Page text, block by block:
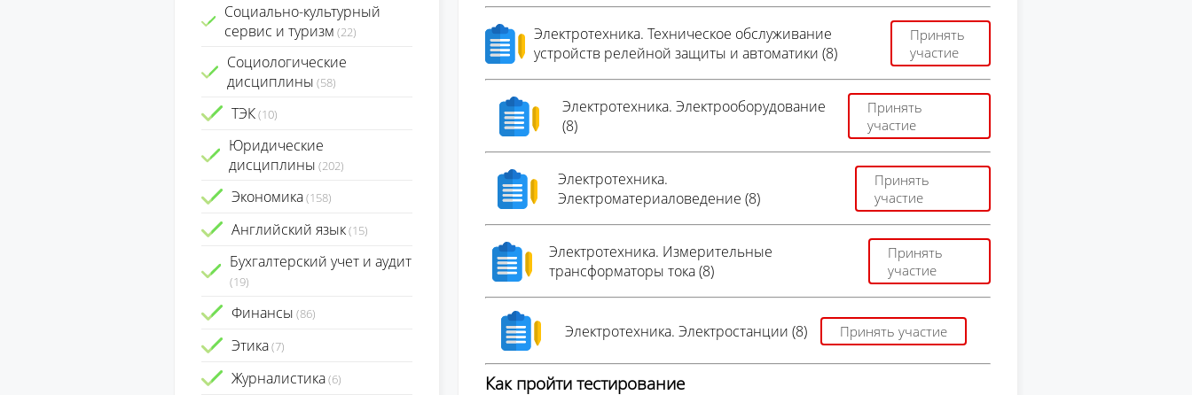
Социально-культурный
сервис и туризм (22)
Социологические
дисциплины (58)
ТЭК(10)
Юридические
дисциплины (202)
Экономика(158)
Английский язык(15)
Бухгалтерский учет и аудит
(19)
Финансы (86)
Этика(7)
Журналистика(6)
Электротехника. Техническое обслуживание
устройств релейной защиты и автоматики (8)
Принять
участие
Электротехника. Электрооборудование
(8)
Принять
участие
Электротехника.
Электроматериаловедение (8)
Принять
участие
Электротехника. Измерительные
трансформаторы тока (8)
Принять
участие
Электротехника. Электростанции (8) Принять участие
Как пройти тестирование